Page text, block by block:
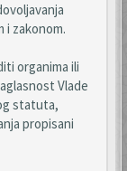
i zakonom.
organima ili
Vlade
statuta,
propisani